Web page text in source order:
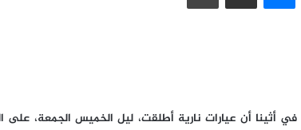
أثينا أن عيارات نارية أطلقت، ليل الخميس الجمعة، على